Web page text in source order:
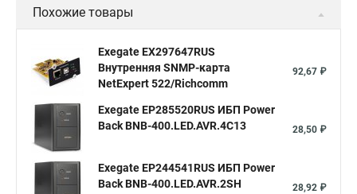
Похожие товары
Exegate EX297647RUS
Внутренняя SNMP-карта
NetExpert 522/Richcomm
92,67 ₽
Exegate EP285520RUS ИБП Power
Back BNB-400.LED.AVR.4C13
28,50 ₽
Exegate EP244541RUS ИБП Power
Back BNB-400.LED.AVR.2SH
28,92 ₽